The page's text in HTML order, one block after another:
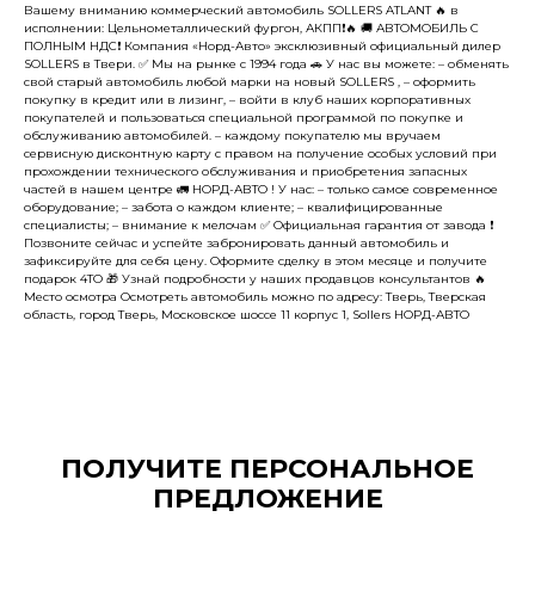
Вашему вниманию коммерческий автомобиль SOLLERS ATLANT 🔥 в
исполнении: Цельнометаллический фургон, АКПП❗️🔥 🚚 АВТОМОБИЛЬ С
ПОЛНЫМ НДС❗️ Компания «Норд-Авто» эксклюзивный официальный дилер
SOLLERS в Твери. ✅ Мы на рынке c 1994 года 🚗 У нас вы можете: – обменять
свой старый автомобиль любой марки на новый SOLLERS , – оформить
покупку в кредит или в лизинг, – войти в клуб наших корпоративных
покупателей и пользоваться специальной программой по покупке и
обслуживанию автомобилей. – каждому покупателю мы вручаем
сервисную дисконтную карту с правом на получение особых условий при
прохождении технического обслуживания и приобретения запасных
частей в нашем центре 🚛 НОРД-АВТО ! У нас: – только самое современное
оборудование; – забота о каждом клиенте; – квалифицированные
специалисты; – внимание к мелочам ✅ Официальная гарантия от завода ❗️
Позвоните сейчас и успейте забронировать данный автомобиль и
зафиксируйте для себя цену. Оформите сделку в этом месяце и получите
подарок 4ТО 🎁 Узнай подробности у наших продавцов консультантов 🔥
Место осмотра Осмотреть автомобиль можно по адресу: Тверь, Тверская
область, город Тверь, Московское шоссе 11 корпус 1, Sollers НОРД-АВТО
ПОЛУЧИТЕ ПЕРСОНАЛЬНОЕ
ПРЕДЛОЖЕНИЕ